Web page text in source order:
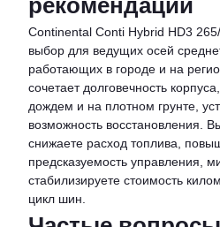
рекомендации
Continental Conti Hybrid HD3
выбор для ведущих осей
работающих в городе и на
сочетает долговечность
дождем и на плотном грунте,
возможность восстановления.
снижаете расход топлива,
предсказуемость управления,
стабилизируете стоимость
цикл шин.